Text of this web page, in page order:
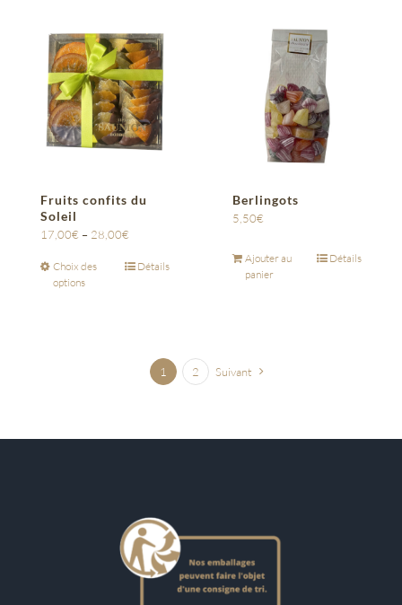
Fruits confits du
Soleil
17,00€ – 28,00€
Choix des
options
Détails
Berlingots
5,50€
Ajouter au
panier
Détails
1 2 Suivant